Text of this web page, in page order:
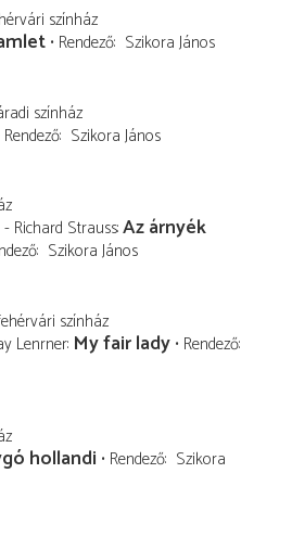
színház
Rendező Szikora János
színház
Rendező Szikora János
Richard Strauss Az árnyék
Szikora János
színház
Lenrner My fair lady Rendező
hollandi Rendező Szikora